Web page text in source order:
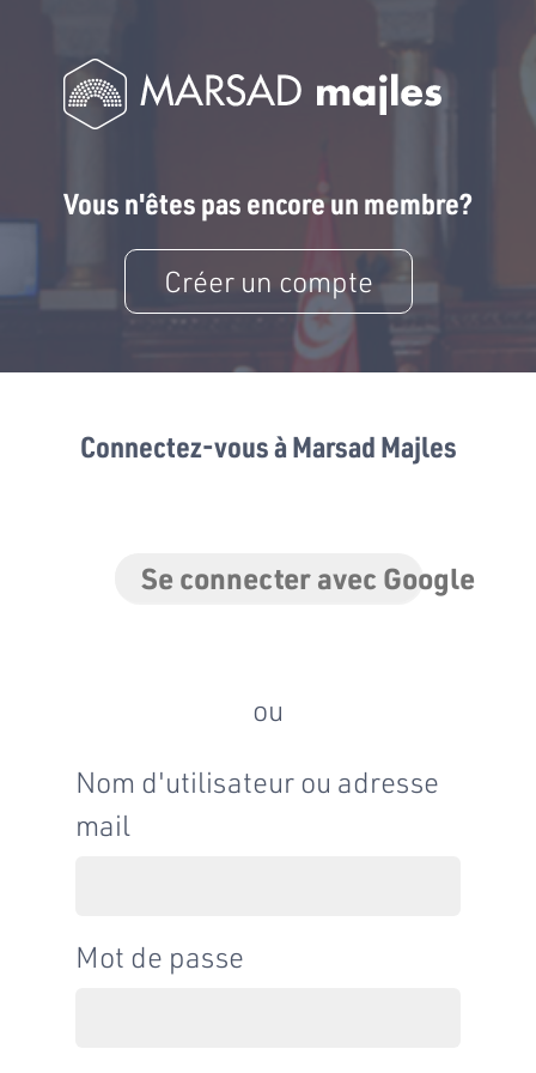
Vous n'êtes pas encore un membre?
Créer un compte
Connectez-vous à Marsad Majles
Se connecter avec Google
ou
Nom d'utilisateur ou adresse
mail
Mot de passe